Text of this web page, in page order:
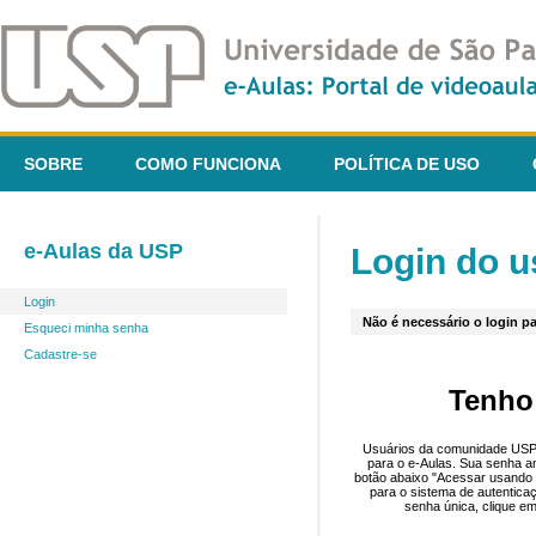
SOBRE COMO FUNCIONA POLÍTICA DE USO
e-Aulas da USP
Login
Esqueci minha senha
Cadastre-se
Login do
Não é necessário o login
Usuários da comunidade
para o e-Aulas. Sua senha
botão abaixo "Acessar
para o sistema de
senha única, clique